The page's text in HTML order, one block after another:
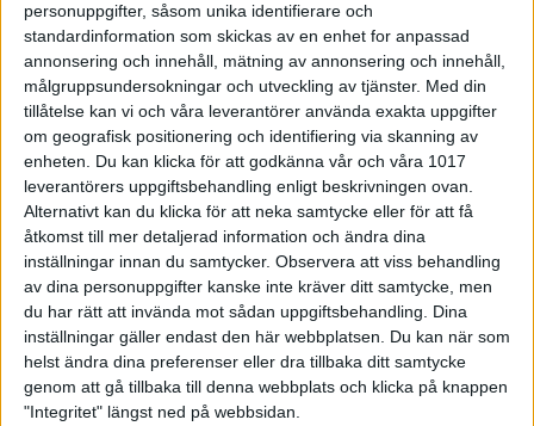
personuppgifter, såsom unika identifierare och
standardinformation som skickas av en enhet for anpassad
annonsering och innehåll, mätning av annonsering och innehåll,
målgruppsundersokningar och utveckling av tjänster. Med din
tillåtelse kan vi och våra leverantörer använda exakta uppgifter
om geografisk positionering och identifiering via skanning av
enheten. Du kan klicka för att godkänna vår och våra 1017
leverantörers uppgiftsbehandling enligt beskrivningen ovan.
Alternativt kan du klicka för att neka samtycke eller för att få
åtkomst till mer detaljerad information och ändra dina
inställningar innan du samtycker. Observera att viss behandling
av dina personuppgifter kanske inte kräver ditt samtycke, men
du har rätt att invända mot sådan uppgiftsbehandling. Dina
inställningar gäller endast den här webbplatsen. Du kan när som
helst ändra dina preferenser eller dra tillbaka ditt samtycke
genom att gå tillbaka till denna webbplats och klicka på knappen
"Integritet" längst ned på webbsidan.
Länk till sändningen
Priset årets förebild tilldelas den person som under
det gångna året varit en förebild både inom och
utanför idrottsarenan.
Motivering Lisa Nordström Green
Lisa Nordström är en stark och engagerad förebild
för allas lika värde. Genom sin egen resa har hon
med mod och öppenhet föreläst och samtalat om
mobbning, psykisk ohälsa och hur parasporten kan
bli en väg till gemenskap och styrka. Som
framgångsrik parabowlingspelare och sedan 2024
ambassadör för Special Olympics Sverige deltar
Lisa aktivt vid tävlingar, evenemang och möten där
hon inspirerar både unga och vuxna. Med sitt
engagemang och sin värdegrund sprider hon hopp
och framtidstro.